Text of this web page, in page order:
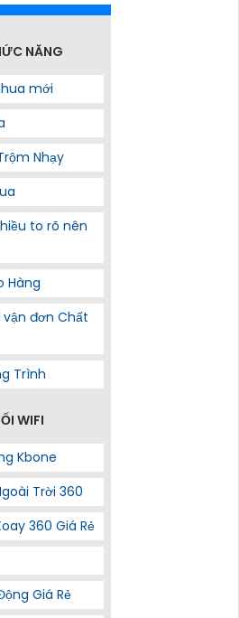
NĂNG
mới
Nhạy
to rõ nên
Hàng
đơn Chất
Trình
WIFI
Kbone
Trời 360
360 Giá Rẻ
Giá Rẻ